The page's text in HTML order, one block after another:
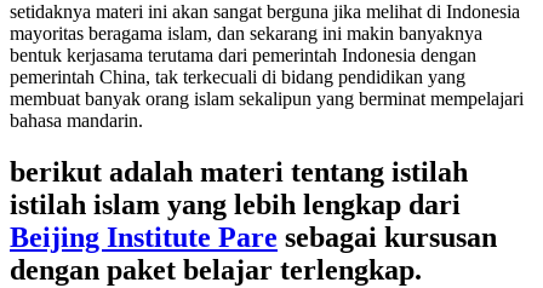
setidaknya materi ini akan sangat berguna jika melihat di Indonesia
mayoritas beragama islam, dan sekarang ini makin banyaknya
bentuk kerjasama terutama dari pemerintah Indonesia dengan
pemerintah China, tak terkecuali di bidang pendidikan yang
membuat banyak orang islam sekalipun yang berminat mempelajari
bahasa mandarin.
berikut adalah materi tentang istilah
istilah islam yang lebih lengkap dari
Beijing Institute Pare sebagai kursusan
dengan paket belajar terlengkap.